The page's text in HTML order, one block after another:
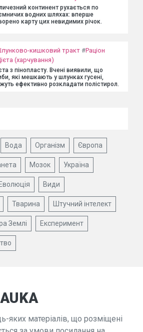
континент рухається по
водних шляхах: вперше
карту цих невидимих річок.
кишковий тракт#Раціон
(харчування)
з пінопласту. Вчені виявили, що
які мешкають у шлунках гусені,
ефективно розкладати полістирол.
Вода Організм Європа
Мозок Україна
Еволюція Види
Тварина Штучний інтелект
Землі Експеримент
яких матеріалів, що розміщені